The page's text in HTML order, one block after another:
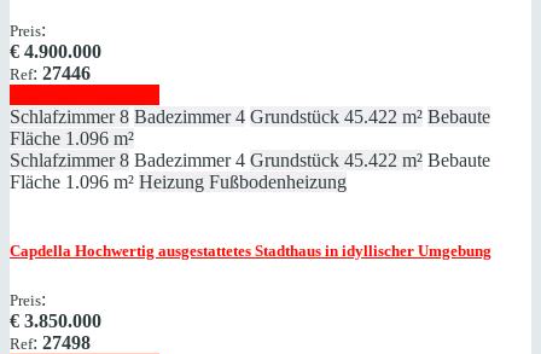
Preis:
€ 4.900.000
Ref: 27446
Schlafzimmer 8 Badezimmer 4 Grundstück 45.422 m² Bebaute
Fläche 1.096 m²
Schlafzimmer 8 Badezimmer 4 Grundstück 45.422 m² Bebaute
Fläche 1.096 m² Heizung Fußbodenheizung
Capdella Hochwertig ausgestattetes Stadthaus in idyllischer Umgebung
Preis:
€ 3.850.000
Ref: 27498